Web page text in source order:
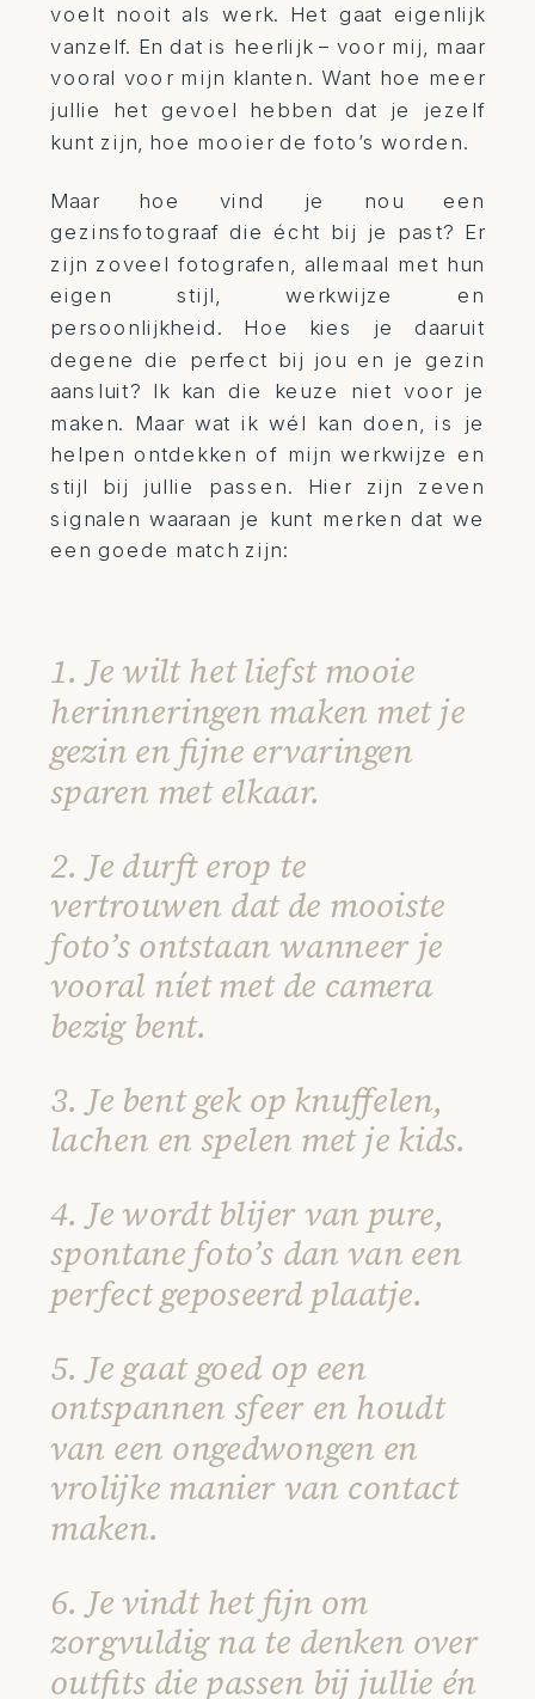
voelt nooit als werk. Het gaat eigenlijk
vanzelf. En dat is heerlijk – voor mij, maar
vooral voor mijn klanten. Want hoe meer
jullie het gevoel hebben dat je jezelf
kunt zijn, hoe mooier de foto’s worden.
Maar hoe vind je nou een
gezinsfotograaf die écht bij je past? Er
zijn zoveel fotografen, allemaal met hun
eigen stijl, werkwijze en
persoonlijkheid. Hoe kies je daaruit
degene die perfect bij jou en je gezin
aansluit? Ik kan die keuze niet voor je
maken. Maar wat ik wél kan doen, is je
helpen ontdekken of mijn werkwijze en
stijl bij jullie passen. Hier zijn zeven
signalen waaraan je kunt merken dat we
een goede match zijn:
1. Je wilt het liefst mooie
herinneringen maken met je
gezin en fijne ervaringen
sparen met elkaar.
2. Je durft erop te
vertrouwen dat de mooiste
foto’s ontstaan wanneer je
vooral níet met de camera
bezig bent.
3. Je bent gek op knuffelen,
lachen en spelen met je kids.
4. Je wordt blijer van pure,
spontane foto’s dan van een
perfect geposeerd plaatje.
5. Je gaat goed op een
ontspannen sfeer en houdt
van een ongedwongen en
vrolijke manier van contact
maken.
6. Je vindt het fijn om
zorgvuldig na te denken over
outfits die passen bij jullie én